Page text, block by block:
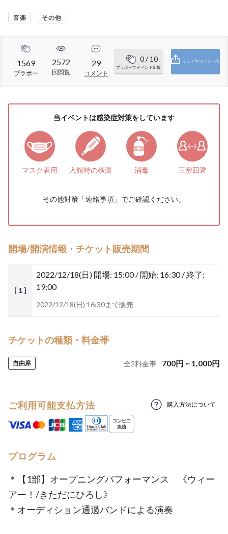
音楽 その他
1569
ブラボー
2572
回閲覧
29
コメント
0/ 10
ブラボーでイベント応援
シェアでイベント応
当イベントは感染症対策をしています
マスク着用 入館時の検温 消毒 三密回避
その他対策「連絡事項 」でご確認ください。
開場/開演情報・チケット販売期間
[ 1 ]
2022/12/18(日) 開場: 15:00 / 開始: 16:30 / 終了:
19:00
2022/12/18(日) 16:30まで販売
チケットの種類・料金帯
自由席 全2料金帯 700円 ~ 1,000円
ご利用可能支払方法 購入方法について
プログラム
＊【1部】オープニングパフォーマンス 《ウィー
アー！/きただにひろし》
＊オーディション通過バンドによる演奏